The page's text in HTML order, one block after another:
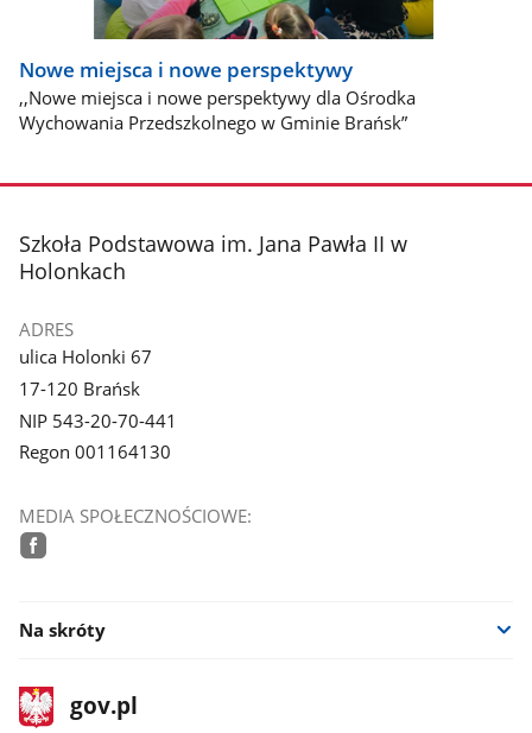
Nowe miejsca i nowe perspektywy
,,Nowe miejsca i nowe perspektywy dla Ośrodka
Wychowania Przedszkolnego w Gminie Brańsk”
stopka
Szkoła Podstawowa im. Jana Pawła II w
Holonkach
ADRES
ulica Holonki 67
17-120 Brańsk
NIP 543-20-70-441
Regon 001164130
MEDIA SPOŁECZNOŚCIOWE:
Na skróty
stopka
gov.plStrona
gov.pl